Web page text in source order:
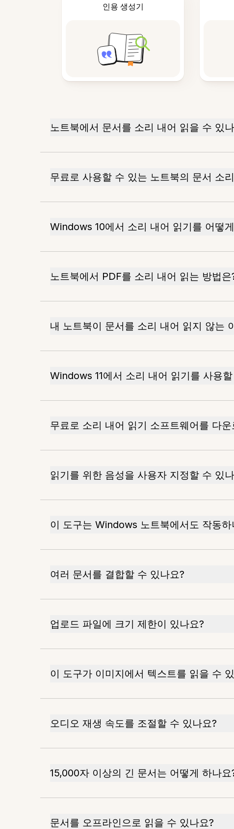
인용 생성기
노트북에서 문서를 소리 내어 읽을 수 있
무료로 사용할 수 있는 노트북의 문서 소
Windows 10에서 소리 내어 읽기를 어떻
노트북에서 PDF를 소리 내어 읽는 방법은
내 노트북이 문서를 소리 내어 읽지 않는
Windows 11에서 소리 내어 읽기를 사용
무료로 소리 내어 읽기 소프트웨어를 다
읽기를 위한 음성을 사용자 지정할 수 있
이 도구는 Windows 노트북에서도 작동하
여러 문서를 결합할 수 있나요?
업로드 파일에 크기 제한이 있나요?
이 도구가 이미지에서 텍스트를 읽을 수
오디오 재생 속도를 조절할 수 있나요?
15,000자 이상의 긴 문서는 어떻게 하나요
문서를 오프라인으로 읽을 수 있나요?